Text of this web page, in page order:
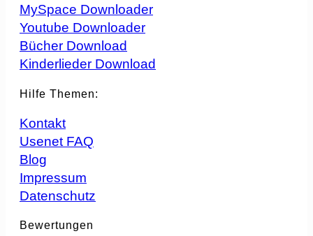
MySpace Downloader
Youtube Downloader
Bücher Download
Kinderlieder Download
Hilfe Themen:
Kontakt
Usenet FAQ
Blog
Impressum
Datenschutz
Bewertungen